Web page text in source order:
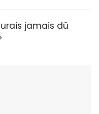
jamais dû